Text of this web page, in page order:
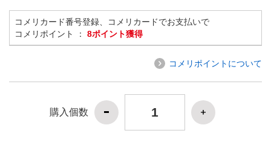
コメリカード番号登録、コメリカードでお支払いで
コメリポイント ： 8ポイント獲得
コメリポイントについて
購入個数